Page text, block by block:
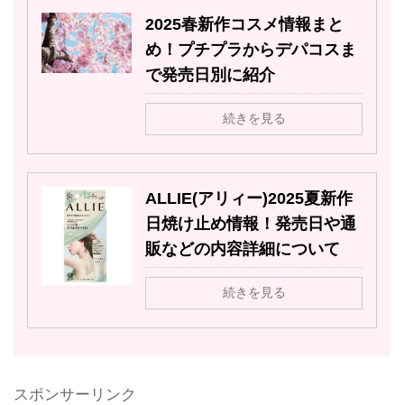
2025春新作コスメ情報まと
め！プチプラからデパコスま
で発売日別に紹介
続きを見る
ALLIE(アリィー)2025夏新作
日焼け止め情報！発売日や通
販などの内容詳細について
続きを見る
スポンサーリンク